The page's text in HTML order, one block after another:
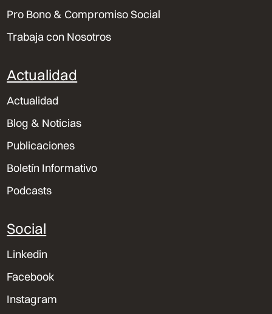
Pro Bono & Compromiso Social
Trabaja con Nosotros
Actualidad
Actualidad
Blog & Noticias
Publicaciones
Boletín Informativo
Podcasts
Social
Linkedin
Facebook
Instagram